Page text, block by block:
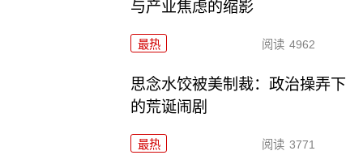
与产业焦虑的缩影
最热 阅读 4962
思念水饺被美制裁：政治操弄下
的荒诞闹剧
最热 阅读 3771